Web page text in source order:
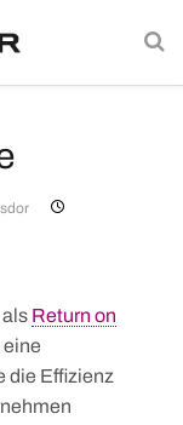
Return on
eine
die Effizienz